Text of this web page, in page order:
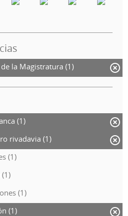
la Magistratura (1)
(1)
rivadavia (1)
(1)
(1)
(1)